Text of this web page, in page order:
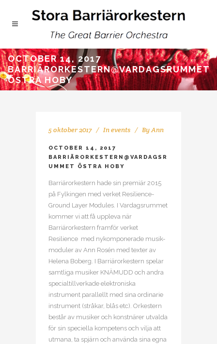
OCTOBER 14, 2017
BARRIÄRORKESTERN@VARDAGSRUMMET
ÖSTRA HOBY
5 oktober 2017 Inevents ByAnn
OCTOBER 14, 2017
BARRIÄRORKESTERN@VARDAGSR
UMMET ÖSTRA HOBY
Barriärorkestern hade sin premiär 2015
på Fylkingen med verket Resilience-
Ground Layer Modules. I Vardagsrummet
kommer vi att få uppleva när
Barriärorkestern framför verket
Resilience med nykomponerade musik-
moduler av Ann Rosén med texter av
Helena Boberg. I Barriärorkestern spelar
samtliga musiker KNÄMUDD och andra
specialtillverkade elektroniska
instrument parallellt med sina ordinarie
instrument (stråkar, blås etc). Orkestern
består av musiker och konstnärer utvalda
för sin speciella kompetens och vilja att
utmana, ta spjärn och använda sina egna